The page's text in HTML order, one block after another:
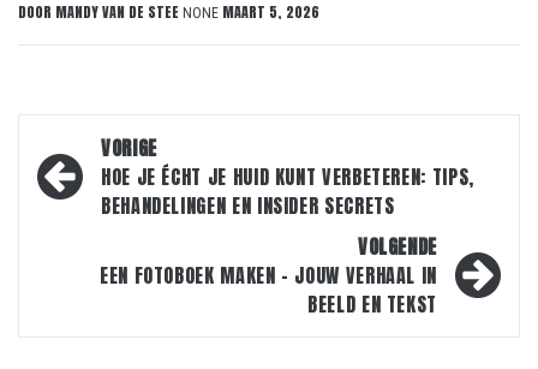
DOOR MANDY VAN DE STEE NONE MAART 5, 2026
Bericht
navigatie
VORIGE
HOE JE ÉCHT JE HUID KUNT VERBETEREN: TIPS,
BEHANDELINGEN EN INSIDER SECRETS
VOLGENDE
EEN FOTOBOEK MAKEN – JOUW VERHAAL IN
BEELD EN TEKST